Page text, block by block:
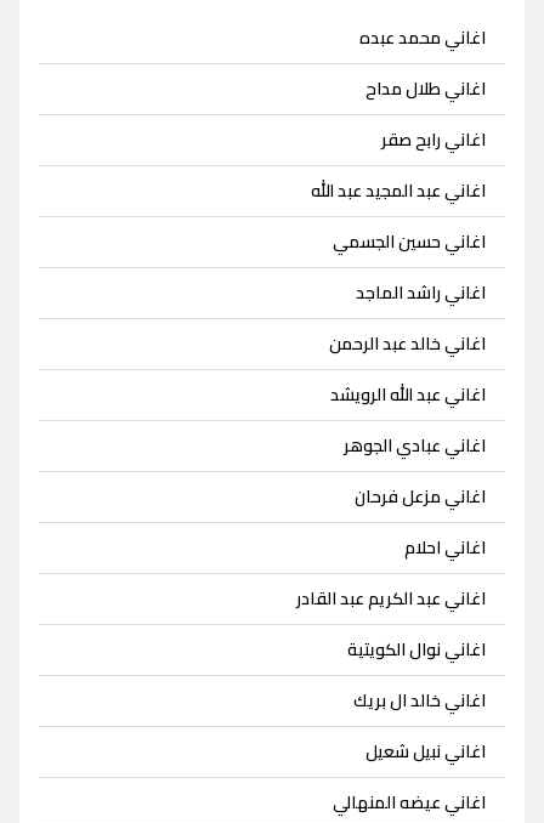
اغاني محمد عبده
اغاني طلال مداح
اغاني رابح صقر
اغاني عبد المجيد عبد الله
اغاني حسين الجسمي
اغاني راشد الماجد
اغاني خالد عبد الرحمن
اغاني عبد الله الرويشد
اغاني عبادي الجوهر
اغاني مزعل فرحان
اغاني احلام
اغاني عبد الكريم عبد القادر
اغاني نوال الكويتية
اغاني خالد ال بريك
اغاني نبيل شعيل
اغاني عيضه المنهالي